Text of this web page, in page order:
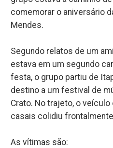
comemorar o aniversário
Mendes.
Segundo relatos de um
estava em um segundo
festa, o grupo partiu de
destino a um festival de
Crato. No trajeto, o
casais colidiu
As vítimas são: